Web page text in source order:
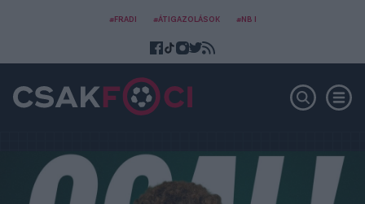
#FRADI #ÁTIGAZOLÁSOK #NB I